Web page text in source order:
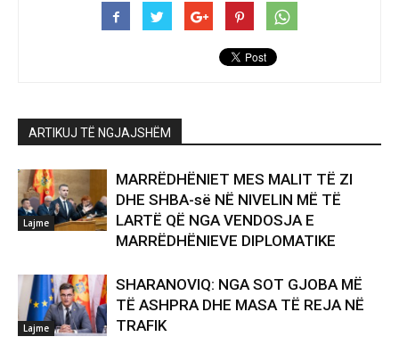
ARTIKUJ TË NGJAJSHËM
Lajme
MARRËDHËNIET MES MALIT TË ZI
DHE SHBA-së NË NIVELIN MË TË
LARTË QË NGA VENDOSJA E
MARRËDHËNIEVE DIPLOMATIKE
Lajme
SHARANOVIQ: NGA SOT GJOBA MË
TË ASHPRA DHE MASA TË REJA NË
TRAFIK